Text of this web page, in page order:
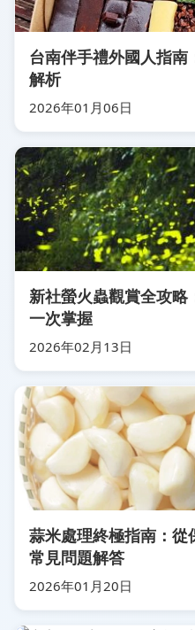
台南伴手禮外國人指
解析
2026年01月06日
新社螢火蟲觀賞全攻
一次掌握
2026年02月13日
蒜米處理終極指南：
常見問題解答
2026年01月20日